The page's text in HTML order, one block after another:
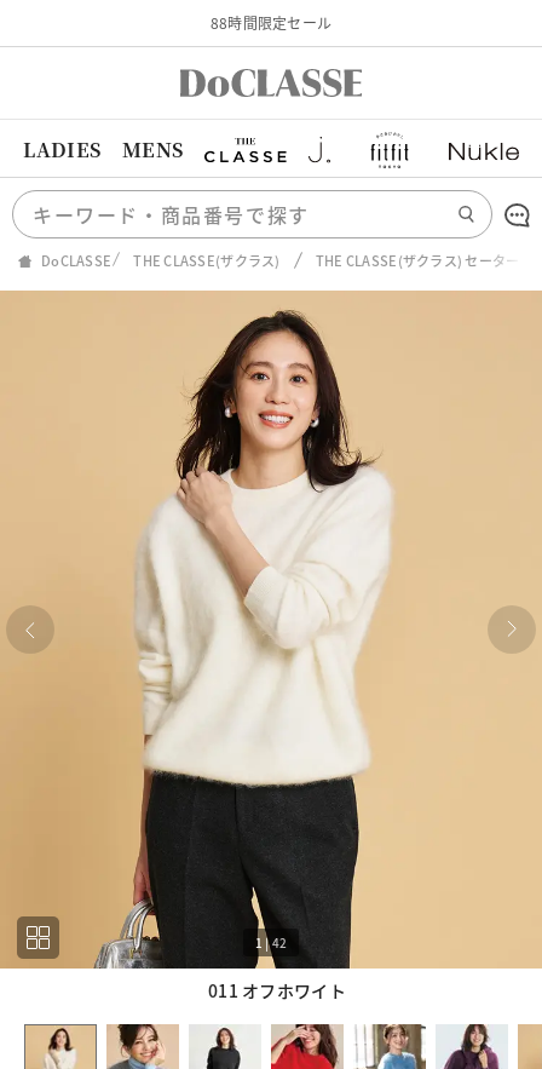
88時間限定セール
LADIES MENS
DoCLASSE THE CLASSE(ザクラス) THE CLASSE(ザクラス) セーター・
011 オフホワイト
1 |42
42